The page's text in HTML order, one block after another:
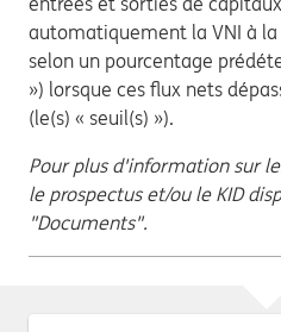
automatiquement la VNI à la
selon un pourcentage
») lorsque ces flux nets
(le(s) « seuil(s) »).
Pour plus d'information sur
le prospectus et/ou le KID
"Documents".